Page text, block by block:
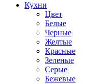
Кухни
Цвет
Белые
Черные
Желтые
Красные
Зеленые
Серые
Бежевые